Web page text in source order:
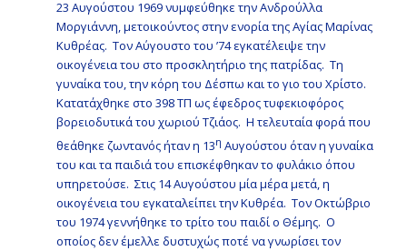
23 Αυγούστου 1969 νυμφεύθηκε την Ανδρούλλα
Μοργιάννη, μετοικούντος στην ενορία της Αγίας Μαρίνας
Κυθρέας. Τον Αύγουστο του ’74 εγκατέλειψε την
οικογένεια του στο προσκλητήριο της πατρίδας. Τη
γυναίκα του, την κόρη του Δέσπω και το γιο του Χρίστο.
Κατατάχθηκε στο 398 ΤΠ ως έφεδρος τυφεκιοφόρος
βορειοδυτικά του χωριού Τζιάος. Η τελευταία φορά που
θεάθηκε ζωντανός ήταν η 13η Αυγούστου όταν η γυναίκα
του και τα παιδιά του επισκέφθηκαν το φυλάκιο όπου
υπηρετούσε. Στις 14 Αυγούστου μία μέρα μετά, η
οικογένεια του εγκαταλείπει την Κυθρέα. Τον Οκτώβριο
του 1974 γεννήθηκε το τρίτο του παιδί ο Θέμης. Ο
οποίος δεν έμελλε δυστυχώς ποτέ να γνωρίσει τον